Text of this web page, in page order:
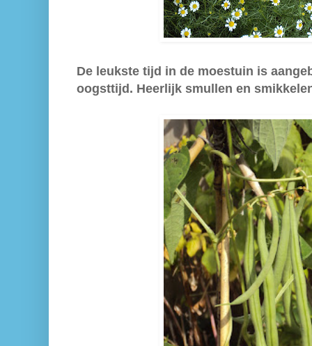
De leukste tijd in de moestuin is
oogsttijd. Heerlijk smullen en